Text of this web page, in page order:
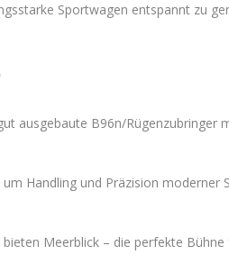
Sportwagen entspannt zu
ausgebaute B96n/Rügenzubringer
Handling und Präzision moderner
Meerblick – die perfekte